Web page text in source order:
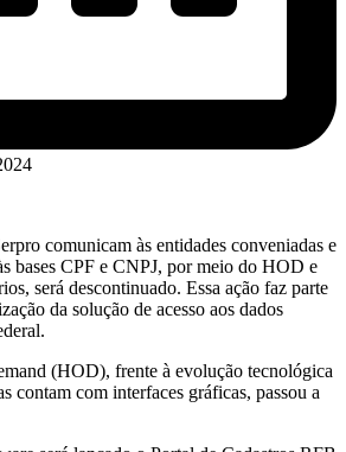
comunicam às entidades conveniadas e
bases CPF e CNPJ, por meio do HOD e
será descontinuado. Essa ação faz parte
da solução de acesso aos dados
(HOD), frente à evolução tecnológica
contam com interfaces gráficas, passou a